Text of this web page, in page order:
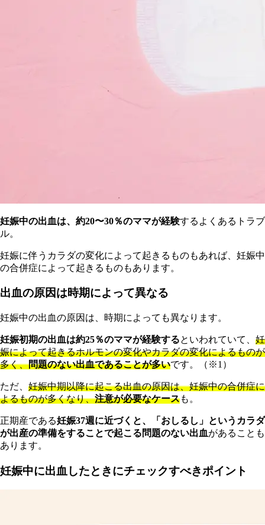
妊娠中の出血は、約20〜30％のママが経験するよくあるトラブ
ル。
妊娠に伴うカラダの変化によって起きるものもあれば、妊娠中
の合併症によって起きるものもあります。
出血の原因は時期によって異なる
妊娠中の出血の原因は、時期によっても異なります。
妊娠初期の出血は約25％のママが経験するといわれていて、 妊
娠によって起きるホルモンの変化やカラダの変化によるものが
多く、問題のない出血であることが多いです。（※1）
ただ、 妊娠中期以降に起こる出血の原因は、妊娠中の合併症に
よるものが多くなり、注意が必要なケースも。
正期産である妊娠37週に近づくと、「おしるし」というカラダ
が出産の準備をすることで起こる問題のない出血があることも
あります。
妊娠中に出血したときにチェックすべきポイント